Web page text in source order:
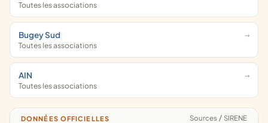
Toutes les associations
Bugey Sud
Toutes les associations
AIN
Toutes les associations
DONNÉES OFFICIELLES Sources / SIRENE